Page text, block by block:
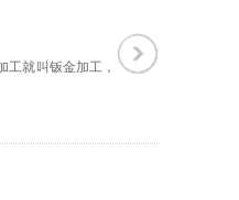
就叫钣金加工，